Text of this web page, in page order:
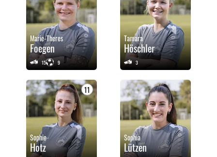
Marie-Theres
Foegen
15 9
Tamara
Höschler
3
11
Sophie
Hotz
Sophia
Lützen